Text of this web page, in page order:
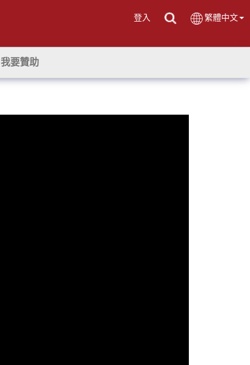
登入 繁體中文
我要贊助